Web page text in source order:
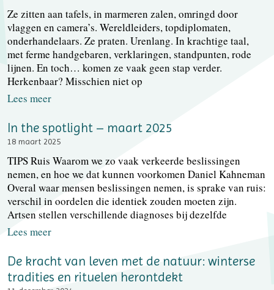
Ze zitten aan tafels, in marmeren zalen, omringd door
vlaggen en camera’s. Wereldleiders, topdiplomaten,
onderhandelaars. Ze praten. Urenlang. In krachtige taal,
met ferme handgebaren, verklaringen, standpunten, rode
lijnen. En toch… komen ze vaak geen stap verder.
Herkenbaar? Misschien niet op
Lees meer
In the spotlight – maart 2025
18 maart 2025
TIPS Ruis Waarom we zo vaak verkeerde beslissingen
nemen, en hoe we dat kunnen voorkomen Daniel Kahneman
Overal waar mensen beslissingen nemen, is sprake van ruis:
verschil in oordelen die identiek zouden moeten zijn.
Artsen stellen verschillende diagnoses bij dezelfde
Lees meer
De kracht van leven met de natuur: winterse
tradities en rituelen herontdekt